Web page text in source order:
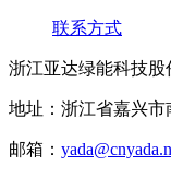
联系方式
浙江亚达绿能科技股
地址：浙江省嘉兴市
邮箱：